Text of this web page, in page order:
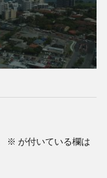
※ が付いている欄は